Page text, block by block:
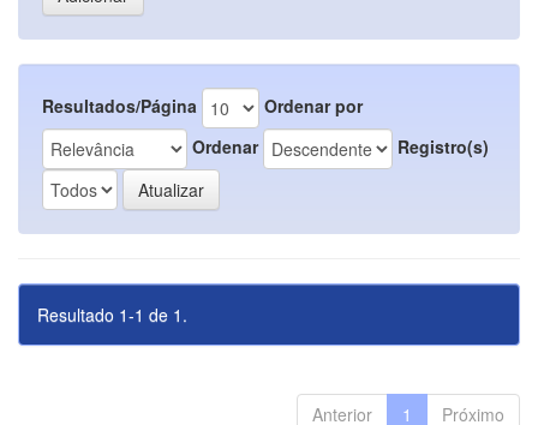
Resultados/Página
Ordenar por
Ordenar
Registro(s)
Resultado 1-1 de 1.
Anterior 1 Próximo